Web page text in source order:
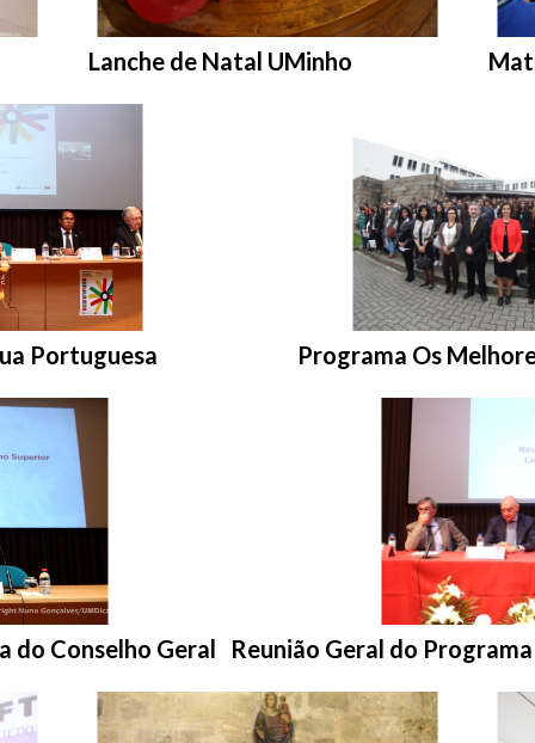
Entrar na pasta:
Lanche de Natal UMinho
Portuguesa Entrar na pasta:
Programa Os
do Conselho Geral Entrar na pasta:
Reunião Geral do